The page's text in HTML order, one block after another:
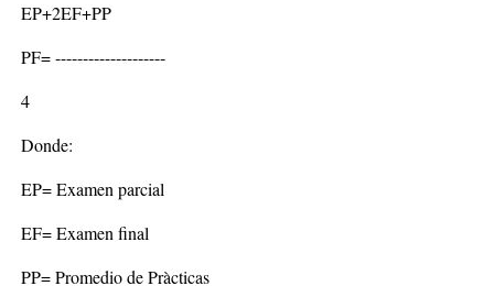
EP+2EF+PP
PF= --------------------
4
Donde:
EP= Examen parcial
EF= Examen final
PP= Promedio de Pràcticas